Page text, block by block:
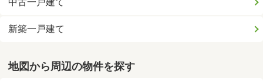
新築一戸建て
地図から周辺の物件を探す